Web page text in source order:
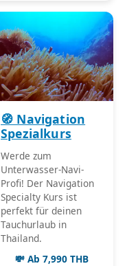
🧭 Navigation
Spezialkurs
Werde zum
Unterwasser-Navi-
Profi! Der Navigation
Specialty Kurs ist
perfekt für deinen
Tauchurlaub in
Thailand.
💸 Ab 7,990 THB